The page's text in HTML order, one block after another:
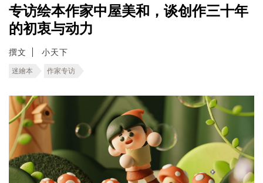
专访绘本作家中屋美和，谈创作三十年
的初衷与动力
撰文 小天下
迷繪本 作家专访